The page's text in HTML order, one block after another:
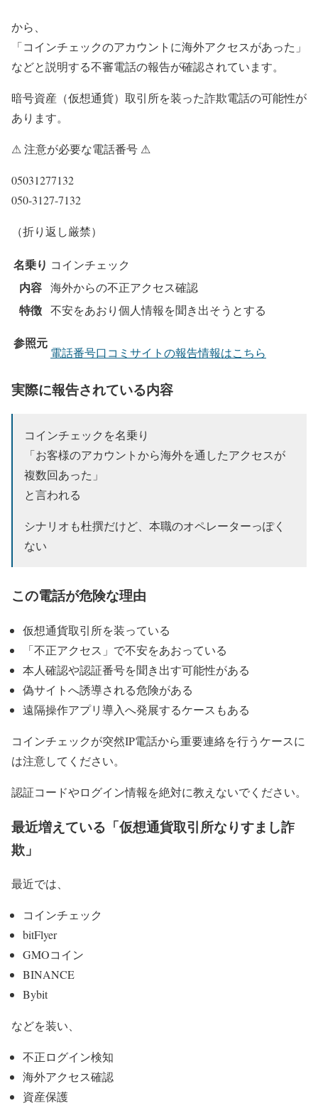
から、
「コインチェックのアカウントに海外アクセスがあった」
などと説明する不審電話の報告が確認されています。
暗号資産（仮想通貨）取引所を装った詐欺電話の可能性が
あります。
⚠ 注意が必要な電話番号 ⚠
05031277132
050-3127-7132
（折り返し厳禁）
名乗り コインチェック
内容 海外からの不正アクセス確認
特徴 不安をあおり個人情報を聞き出そうとする
参照元
電話番号口コミサイトの報告情報はこちら
実際に報告されている内容
コインチェックを名乗り
「お客様のアカウントから海外を通したアクセスが
複数回あった」
と言われる
シナリオも杜撰だけど、本職のオペレーターっぽく
ない
この電話が危険な理由
仮想通貨取引所を装っている
「不正アクセス」で不安をあおっている
本人確認や認証番号を聞き出す可能性がある
偽サイトへ誘導される危険がある
遠隔操作アプリ導入へ発展するケースもある
コインチェックが突然IP電話から重要連絡を行うケースに
は注意してください。
認証コードやログイン情報を絶対に教えないでください。
最近増えている「仮想通貨取引所なりすまし詐
欺」
最近では、
コインチェック
bitFlyer
GMOコイン
BINANCE
Bybit
などを装い、
不正ログイン検知
海外アクセス確認
資産保護